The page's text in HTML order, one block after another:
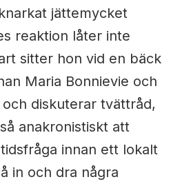
jättemycket
reaktion låter inte
sitter hon vid en bäck
Maria Bonnievie och
diskuterar tvättråd,
anakronistiskt att
innan ett lokalt
in och dra några